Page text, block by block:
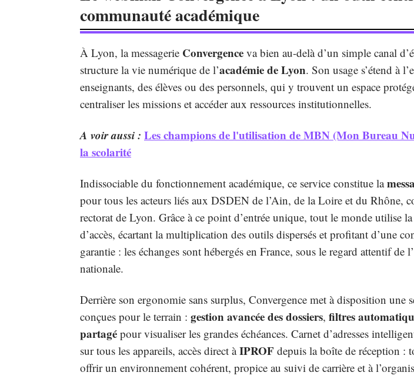
communauté académique
À Lyon, la messagerie Convergence va bien au-delà d’un simple canal
structure la vie numérique de l’académie de Lyon. Son usage s’étend à
enseignants, des élèves ou des personnels, qui y trouvent un espace
centraliser les missions et accéder aux ressources institutionnelles.
A voir aussi : Les champions de l'utilisation de MBN (Mon Bureau
la scolarité
Indissociable du fonctionnement académique, ce service constitue la
pour tous les acteurs liés aux DSDEN de l’Ain, de la Loire et du Rhône,
rectorat de Lyon. Grâce à ce point d’entrée unique, tout le monde utilise
d’accès, écartant la multiplication des outils dispersés et profitant d’une
garantie : les échanges sont hébergés en France, sous le regard attentif de
nationale.
Derrière son ergonomie sans surplus, Convergence met à disposition une
conçues pour le terrain : gestion avancée des dossiers, filtres
partagé pour visualiser les grandes échéances. Carnet d’adresses
sur tous les appareils, accès direct àIPROF depuis la boîte de réception :
offrir un environnement cohérent, propice au suivi de carrière et à